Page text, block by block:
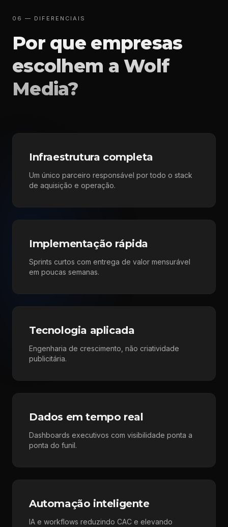
06 — DIFERENCIAIS
Por que empresas
escolhem a Wolf
Media?
Infraestrutura completa
Um único parceiro responsável por todo o stack
de aquisição e operação.
Implementação rápida
Sprints curtos com entrega de valor mensurável
em poucas semanas.
Tecnologia aplicada
Engenharia de crescimento, não criatividade
publicitária.
Dados em tempo real
Dashboards executivos com visibilidade ponta a
ponta do funil.
Automação inteligente
IA e workflows reduzindo CAC e elevando